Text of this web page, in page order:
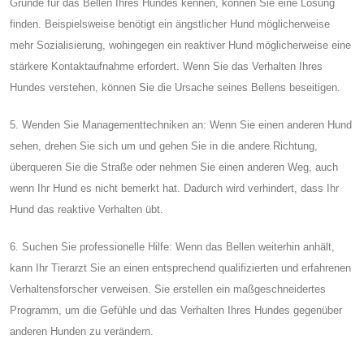
Gründe für das Bellen Ihres Hundes kennen, können Sie eine Lösung
finden. Beispielsweise benötigt ein ängstlicher Hund möglicherweise
mehr Sozialisierung, wohingegen ein reaktiver Hund möglicherweise eine
stärkere Kontaktaufnahme erfordert. Wenn Sie das Verhalten Ihres
Hundes verstehen, können Sie die Ursache seines Bellens beseitigen.
5. Wenden Sie Managementtechniken an: Wenn Sie einen anderen Hund
sehen, drehen Sie sich um und gehen Sie in die andere Richtung,
überqueren Sie die Straße oder nehmen Sie einen anderen Weg, auch
wenn Ihr Hund es nicht bemerkt hat. Dadurch wird verhindert, dass Ihr
Hund das reaktive Verhalten übt.
6. Suchen Sie professionelle Hilfe: Wenn das Bellen weiterhin anhält,
kann Ihr Tierarzt Sie an einen entsprechend qualifizierten und erfahrenen
Verhaltensforscher verweisen. Sie erstellen ein maßgeschneidertes
Programm, um die Gefühle und das Verhalten Ihres Hundes gegenüber
anderen Hunden zu verändern.